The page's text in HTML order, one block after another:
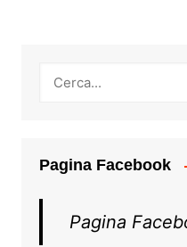
Pagina Facebook
Pagina